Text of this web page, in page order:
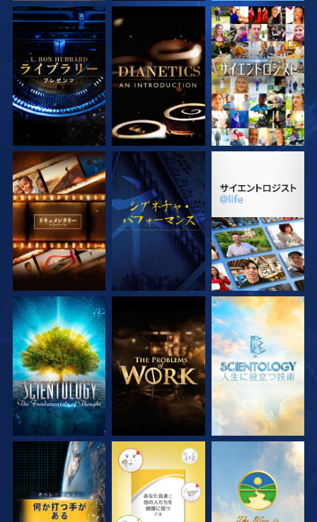
シリーズを探求 シリーズを探求 観る
シリーズを探求 観る シリーズを探求
シリーズを探求 シリーズを探求 シリーズを探求
観る 観る 観る